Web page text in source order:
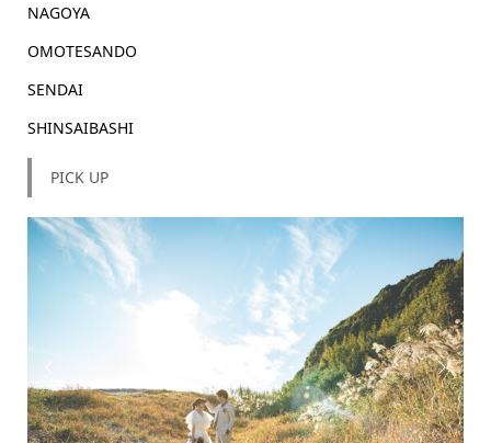
NAGOYA
OMOTESANDO
SENDAI
SHINSAIBASHI
PICK UP
